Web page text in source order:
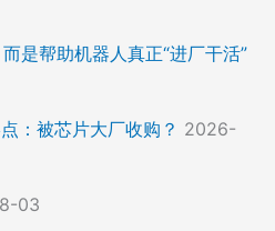
是帮助机器人真正“进厂干活”
：被芯片大厂收购？ 2026-
03